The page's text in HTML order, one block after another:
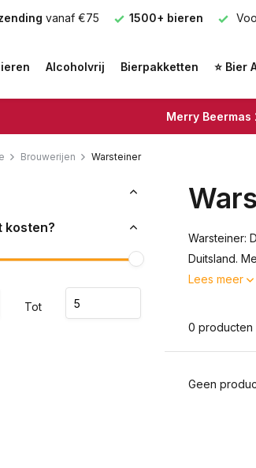
vanaf €75 1500+ bieren
Alcoholvrij Bierpakketten ⭐ Bier
Merry
Brouwerijen Warsteiner
kosten?
Tot
Warsteiner:
Duitsland.
Lees meer
0 producten
Geen